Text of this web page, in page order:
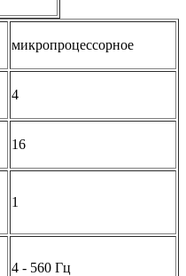
микропроцессорное
4
16
1
4 - 560 Гц